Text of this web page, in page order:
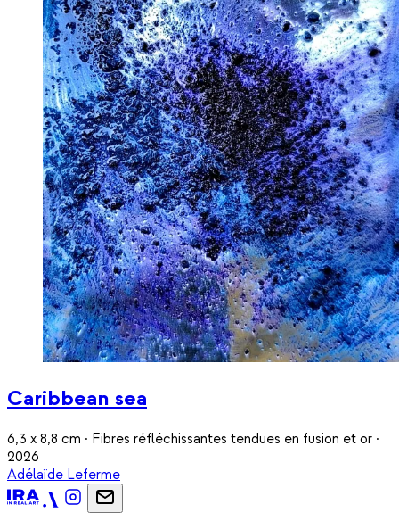
Caribbean sea
6,3 x 8,8 cm · Fibres réfléchissantes tendues en fusion et or ·
2026
Adélaïde Leferme